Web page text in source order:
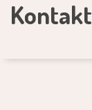
Kontakt